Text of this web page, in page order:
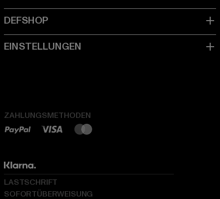
ZAHLUNGSMETHODEN
LASTSCHRIFT
SOFORTÜBERWEISUNG